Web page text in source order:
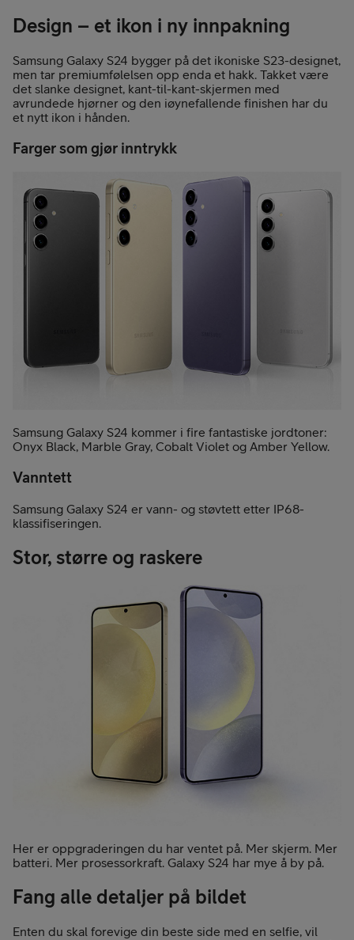
Design – et ikon i ny innpakning
Samsung Galaxy S24 bygger på det ikoniske S23-designet,
men tar premiumfølelsen opp enda et hakk. Takket være
det slanke designet, kant-til-kant-skjermen med
avrundede hjørner og den iøynefallende finishen har du
et nytt ikon i hånden.
Farger som gjør inntrykk
Samsung Galaxy S24 kommer i fire fantastiske jordtoner:
Onyx Black, Marble Gray, Cobalt Violet og Amber Yellow.
Vanntett
Samsung Galaxy S24 er vann- og støvtett etter IP68-
klassifiseringen.
Stor, større og raskere
Her er oppgraderingen du har ventet på. Mer skjerm. Mer
batteri. Mer prosessorkraft. Galaxy S24 har mye å by på.
Fang alle detaljer på bildet
Enten du skal forevige din beste side med en selfie, vil